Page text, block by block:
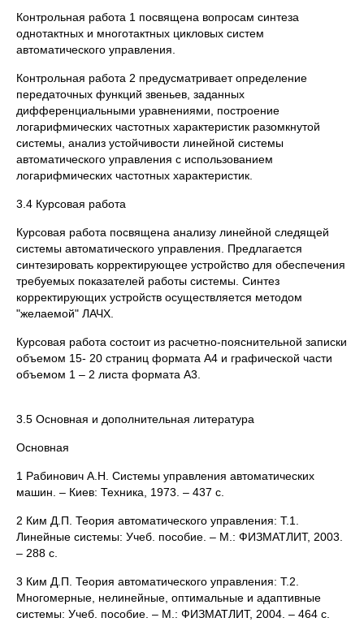
Контрольная работа 1 посвящена вопросам синтеза
однотактных и многотактных цикловых систем
автоматического управления.
Контрольная работа 2 предусматривает определение
передаточных функций звеньев, заданных
дифференциальными уравнениями, построение
логарифмических частотных характеристик разомкнутой
системы, анализ устойчивости линейной системы
автоматического управления с использованием
логарифмических частотных характеристик.
3.4 Курсовая работа
Курсовая работа посвящена анализу линейной следящей
системы автоматического управления. Предлагается
синтезировать корректирующее устройство для обеспечения
требуемых показателей работы системы. Синтез
корректирующих устройств осуществляется методом
"желаемой" ЛАЧХ.
Курсовая работа состоит из расчетно-пояснительной записки
объемом 15- 20 страниц формата А4 и графической части
объемом 1 – 2 листа формата А3.
3.5 Основная и дополнительная литература
Основная
1 Рабинович А.Н. Системы управления автоматических
машин. – Киев: Техника, 1973. – 437 с.
2 Ким Д.П. Теория автоматического управления: Т.1.
Линейные системы: Учеб. пособие. – М.: ФИЗМАТЛИТ, 2003.
– 288 с.
3 Ким Д.П. Теория автоматического управления: Т.2.
Многомерные, нелинейные, оптимальные и адаптивные
системы: Учеб. пособие. – М.: ФИЗМАТЛИТ, 2004. – 464 с.